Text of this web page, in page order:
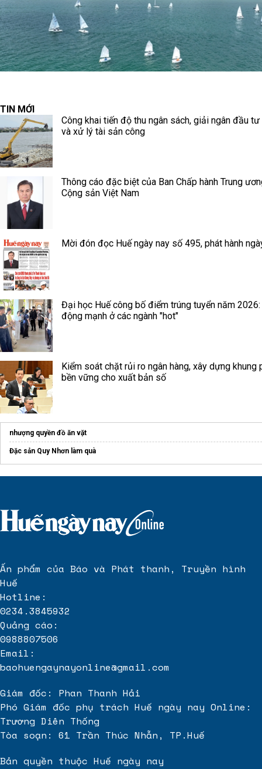
TIN MỚI
Công khai tiến độ thu ngân sách, giải ngân đầu
và xử lý tài sản công
Thông cáo đặc biệt của Ban Chấp hành Trung
Cộng sản Việt Nam
Mời đón đọc Huế ngày nay số 495, phát hành
Đại học Huế công bố điểm trúng tuyển năm 2026:
động mạnh ở các ngành "hot"
Kiểm soát chặt rủi ro ngân hàng, xây dựng khung
bền vững cho xuất bản số
nhượng quyền đồ ăn vặt
Đặc sản Quy Nhơn làm quà
Ấn phẩm của Báo và Phát thanh, Truyền hình
Huế
Hotline:
0234.3845932
Quảng cáo:
0988807506
Email:
baohuengaynayonline@gmail.com
Giám đốc: Phan Thanh Hải
Phó Giám đốc phụ trách Huế ngày nay Online:
Trương Diên Thống
Tòa soạn: 61 Trần Thúc Nhẫn, TP.Huế
Bản quyền thuộc Huế ngày nay